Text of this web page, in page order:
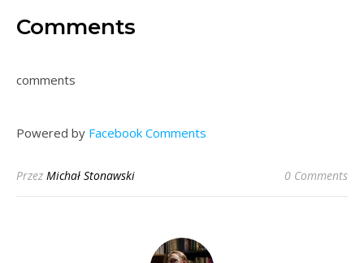
Comments
comments
Powered by Facebook Comments
Przez Michał Stonawski 0 Comments